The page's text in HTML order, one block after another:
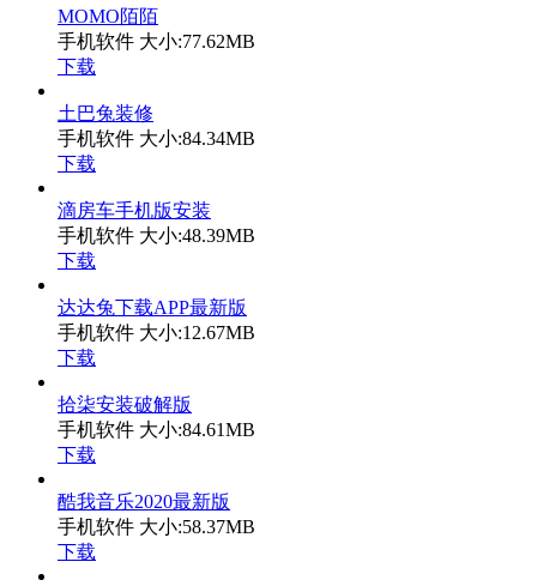
MOMO陌陌
手机软件 大小:77.62MB
下载
土巴兔装修
手机软件 大小:84.34MB
下载
滴房车手机版安装
手机软件 大小:48.39MB
下载
达达兔下载APP最新版
手机软件 大小:12.67MB
下载
拾柒安装破解版
手机软件 大小:84.61MB
下载
酷我音乐2020最新版
手机软件 大小:58.37MB
下载